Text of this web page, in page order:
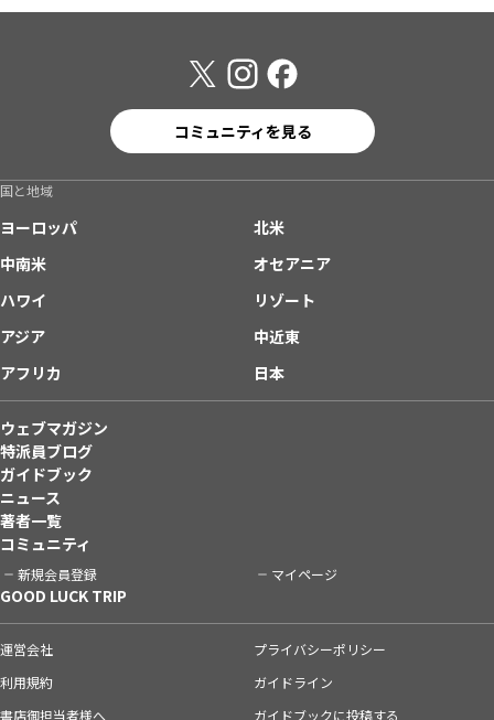
コミュニティを見る
国と地域
ヨーロッパ
北米
中南米
オセアニア
ハワイ
リゾート
アジア
中近東
アフリカ
日本
ウェブマガジン
特派員ブログ
ガイドブック
ニュース
著者一覧
コミュニティ
新規会員登録 マイページ
GOOD LUCK TRIP
運営会社
プライバシーポリシー
利用規約
ガイドライン
書店御担当者様へ
ガイドブックに投稿する